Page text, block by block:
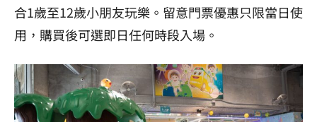
合1歲至12歲小朋友玩樂。留意門票優惠只限當日使
用，購買後可選即日任何時段入場。